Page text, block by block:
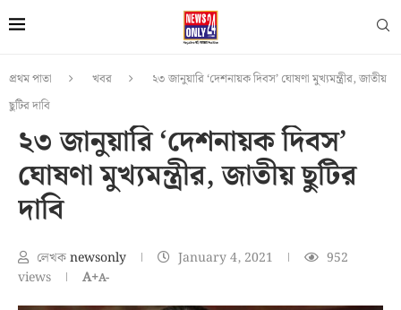
প্রথম পাতা খবর
২৩ জানুয়ারি ‘দেশনায়ক দিবস’ ঘোষণা মুখ্যমন্ত্রীর, জাতীয়
ছুটির দাবি
২৩ জানুয়ারি ‘দেশনায়ক দিবস’
ঘোষণা মুখ্যমন্ত্রীর, জাতীয় ছুটির
দাবি
লেখকnewsonly January 4, 2021
952
views
A+A-